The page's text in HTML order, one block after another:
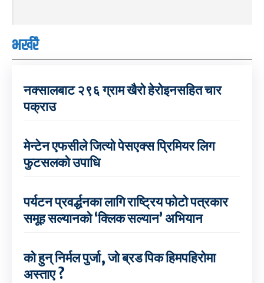
भर्खरै
नक्सालबाट २९६ ग्राम खैरो हेरोइनसहित चार
पक्राउ
मेन्टेन एफसीले जित्यो पेसएक्स प्रिमियर लिग
फुटसलको उपाधि
पर्यटन प्रवर्द्धनका लागि राष्ट्रिय फोटो पत्रकार
समूह सल्यानको ‘क्लिक सल्यान’ अभियान
को हुन् निर्मल पुर्जा, जो ब्रड पिक हिमपहिरोमा
अस्ताए ?